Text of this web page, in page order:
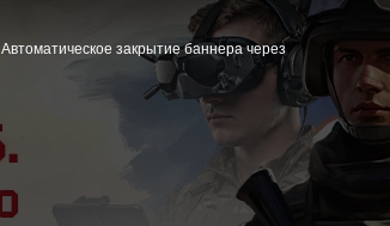
Автоматическое закрытие баннера через